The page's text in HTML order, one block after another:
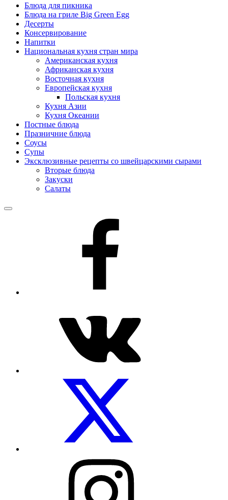
Блюда для пикника
Блюда на гриле Big Green Egg
Десерты
Консервирование
Напитки
Национальная кухня стран мира
Американская кухня
Африканская кухня
Восточная кухня
Европейская кухня
Польская кухня
Кухня Азии
Кухня Океании
Постные блюда
Празничние блюда
Соусы
Супы
Эксклюзивные рецепты со швейцарскими сырами
Вторые блюда
Закуски
Салаты
Меню